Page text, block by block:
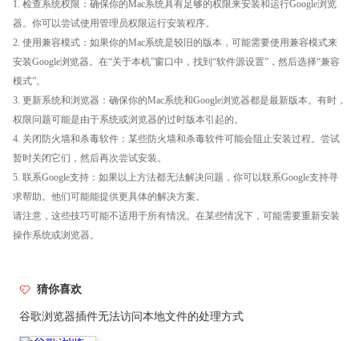
1. 检查系统权限：确保你的Mac系统具有足够的权限来安装和运行Google浏览
器。你可以尝试使用管理员权限运行安装程序。
2. 使用兼容模式：如果你的Mac系统是较旧的版本，可能需要使用兼容模式来
安装Google浏览器。在“关于本机”窗口中，找到“软件源设置”，然后选择“兼容
模式”。
3. 更新系统和浏览器：确保你的Mac系统和Google浏览器都是最新版本。有时，
权限问题可能是由于系统或浏览器的过时版本引起的。
4. 关闭防火墙和杀毒软件：某些防火墙和杀毒软件可能会阻止安装过程。尝试
暂时关闭它们，然后再次尝试安装。
5. 联系Google支持：如果以上方法都无法解决问题，你可以联系Google支持寻
求帮助。他们可能能提供更具体的解决方案。
请注意，这些技巧可能不适用于所有情况。在某些情况下，可能需要重新安装
操作系统或浏览器。
猜你喜欢
谷歌浏览器插件无法访问本地文件的处理方式